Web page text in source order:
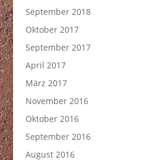
September 2018
Oktober 2017
September 2017
April 2017
März 2017
November 2016
Oktober 2016
September 2016
August 2016